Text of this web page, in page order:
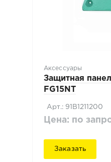
Аксессуары
Защитная
FG15NT
Арт.: 91B1211200
Цена: по
Заказать